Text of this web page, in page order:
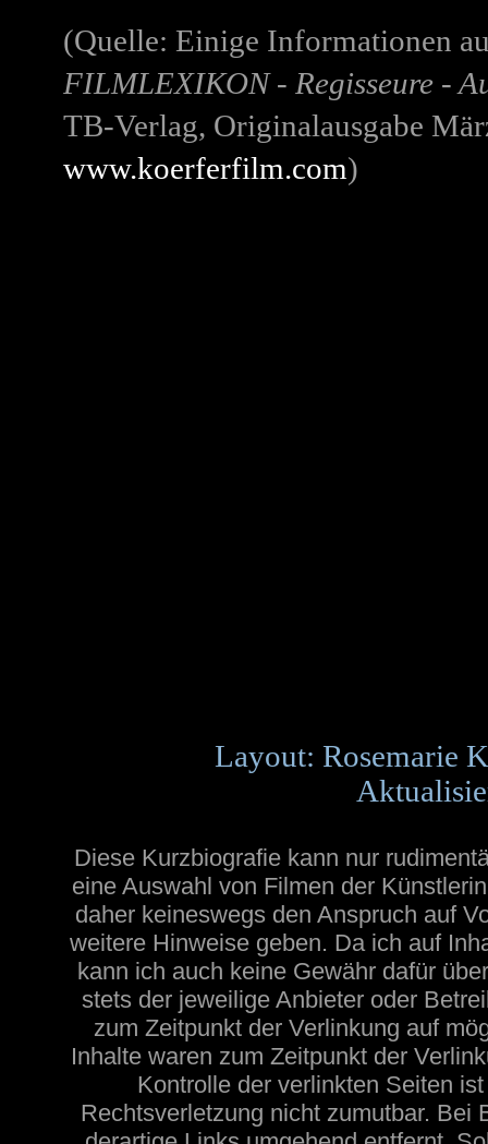
(Quelle: Einige Informationen
FILMLEXIKON - Regisseure -
TB-Verlag, Originalausgabe
www.koerferfilm.com)
Layout: Rosemarie
Diese Kurzbiografie kann nur
eine Auswahl von Filmen der
daher keineswegs den Anspruch auf
weitere Hinweise geben. Da ich auf
kann ich auch keine Gewähr dafür
stets der jeweilige Anbieter oder
zum Zeitpunkt der Verlinkung auf
Inhalte waren zum Zeitpunkt der
Kontrolle der verlinkten Seiten
Rechtsverletzung nicht zumutbar. Bei